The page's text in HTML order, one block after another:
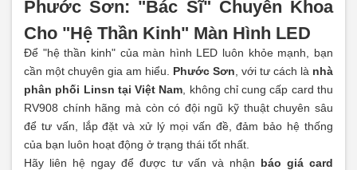
Phước Sơn: "Bác Sĩ" Chuyên Khoa
Cho "Hệ Thần Kinh" Màn Hình LED
Để "hệ thần kinh" của màn hình LED luôn khỏe mạnh, bạn
cần một chuyên gia am hiểu. Phước Sơn , với tư cách là nhà
phân phối Linsn tại Việt Nam , không chỉ cung cấp card thu
RV908 chính hãng mà còn có đội ngũ kỹ thuật chuyên sâu
để tư vấn, lắp đặt và xử lý mọi vấn đề, đảm bảo hệ thống
của bạn luôn hoạt động ở trạng thái tốt nhất.
Hãy liên hệ ngay để được tư vấn và nhận báo giá card